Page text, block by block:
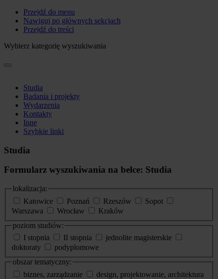
Przejdź do menu
Nawiguj po głównych sekcjach
Przejdź do treści
Wybierz kategorię wyszukiwania
Studia
Badania i projekty
Wydarzenia
Kontakty
Inne
Szybkie linki
Studia
Formularz wyszukiwania na belce: Studia
lokalizacja:
Katowice
Poznań Rzeszów
Sopot
Warszawa
Wrocław
Kraków
poziom studiów:
I stopnia
II stopnia
jednolite magisterskie
doktoraty
podyplomowe
obszar tematyczny:
biznes, zarządzanie
design, projektowanie, architektura